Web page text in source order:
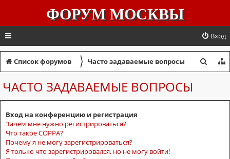
ФОРУМ МОСКВЫ
Вход
Список форумов 〉 Часто задаваемые вопросы
ЧАСТО ЗАДАВАЕМЫЕ ВОПРОСЫ
Вход на конференцию и регистрация
Зачем мне нужно регистрироваться?
Что такое COPPA?
Почему я не могу зарегистрироваться?
Я только что зарегистрировался, но не могу войти!